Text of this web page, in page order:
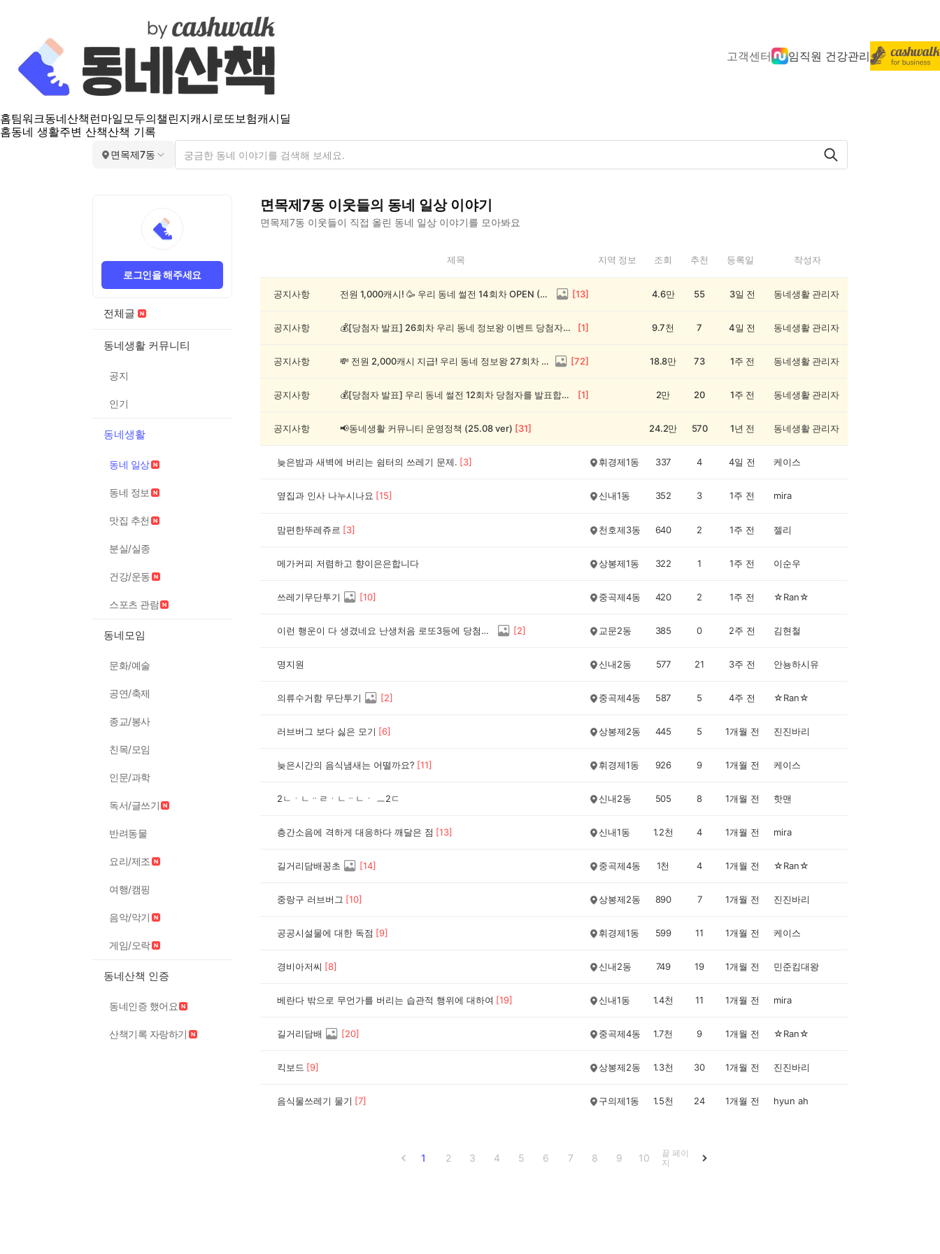
고객센터 임직원 건강관리
홈팀워크동네산책 런마일모두의챌린지캐시로또보험캐시딜
홈동네 생활주변 산책산책 기록
면목제7동
로그인을 해주세요
전체글
동네생활 커뮤니티
공지
인기
동네생활
동네 일상
동네 정보
맛집 추천
분실/실종
건강/운동
스포츠 관람
동네모임
문화/예술
공연/축제
종교/봉사
친목/모임
인문/과학
독서/글쓰기
반려동물
요리/제조
여행/캠핑
음악/악기
게임/오락
동네산책 인증
동네인증 했어요
산책기록 자랑하기
면목제7동 이웃들의 동네 일상이야기
면목제7동 이웃들이 직접 올린 동네 일상 이야기를 모아봐요
제
제목 지역 정보 조회 추천 등록일 작성자
공지사항 전원 1,000캐시! 🥳 우리 동네 썰전 14회차 OPEN (~8/17) [13] 4.6만 55 3일 전 동네생활 관리자
공지사항 💰[당첨자 발표] 26회차 우리 동네 정보왕 이벤트 당첨자를 발표합니다! [1] 9.7천 7 4일 전 동네생활 관리자
공지사항 💸 전원 2,000캐시 지급! 우리 동네 정보왕 27회차 (~8/10) [72] 18.8만 73 1주 전 동네생활 관리자
공지사항 💰[당첨자 발표] 우리 동네 썰전 12회차 당첨자를 발표합니다! [1] 2만 20 1주 전 동네생활 관리자
공지사항 📢동네생활 커뮤니티 운영정책 (25.08 ver) [31] 24.2만 570 1년 전 동네생활 관리자
늦은밤과 새벽에 버리는 쉼터의 쓰레기 문제. [3] 휘경제1동 337 4 4일 전 케이스
옆집과 인사 나누시나요 [15] 신내1동 352 3 1주 전 mira
맘편한뚜레쥬르 [3] 천호제3동 640 2 1주 전 젤리
메가커피 저렴하고 향이은은합니다 상봉제1동 322 1 1주 전 이순우
쓰레기무단투기 [10] 중곡제4동 420 2 1주 전 ☆Ran☆
이런 행운이 다 생겼네요 난생처음 로또3등에 당첨되서 알드리네요,,, [2] 교문2동 385 0 2주 전 김현철
명지원 신내2동 577 21 3주 전 안뇽하시유
의류수거함 무단투기 [2] 중곡제4동 587 5 4주 전 ☆Ran☆
러브버그 보다 싫은 모기 [6] 상봉제2동 445 5 1개월 전 진진바리
늦은시간의 음식냄새는 어떨까요? [11] 휘경제1동 926 9 1개월 전 케이스
2ㄴㆍㄴᆢㄹㆍㄴᆢㄴㆍ ㅡ2ㄷ 신내2동 505 8 1개월 전 핫맨
층간소음에 격하게 대응하다 깨달은 점 [13] 신내1동 1.2천 4 1개월 전 mira
길거리담배꽁초 [14] 중곡제4동 1천 4 1개월 전 ☆Ran☆
중랑구 러브버그 [10] 상봉제2동 890 7 1개월 전 진진바리
공공시설물에 대한 독점 [9] 휘경제1동 599 11 1개월 전 케이스
경비아저씨 [8] 신내2동 749 19 1개월 전 민준킴대왕
베란다 밖으로 무언가를 버리는 습관적 행위에 대하여 [19] 신내1동 1.4천 11 1개월 전 mira
길거리담배 [20] 중곡제4동 1.7천 9 1개월 전 ☆Ran☆
킥보드 [9] 상봉제2동 1.3천 30 1개월 전 진진바리
음식물쓰레기 물기 [7] 구의제1동 1.5천 24 1개월 전 hyun ah
1 2 3 4 5 6 7 8 9 10
끝 페이
지